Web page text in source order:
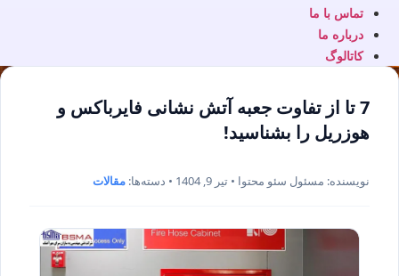
تماس با ما
درباره ما
کاتالوگ
7 تا از تفاوت جعبه آتش نشانی فایرباکس و
هوزریل را بشناسید!
نویسنده: مسئول سئو محتوا • تیر 9, 1404 • دسته‌ها: مقالات